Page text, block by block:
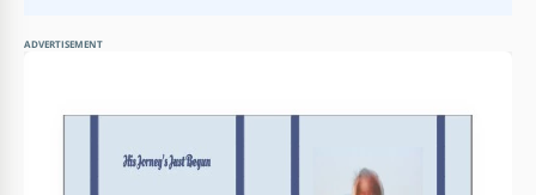
ADVERTISEMENT